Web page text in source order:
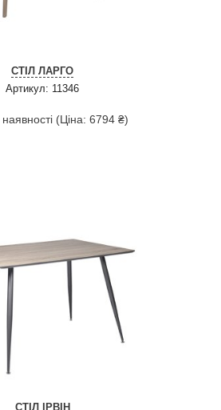
СТІЛ ЛАРГО
Артикул: 11346
(Ціна: 6794 ₴)
СТІЛ ІРВІН